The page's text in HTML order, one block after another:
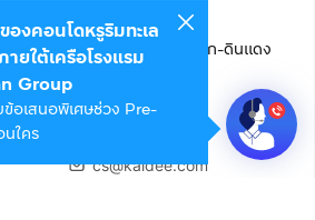
ยไนน์ เซ็นเตอร์ ชั้น 22 ถนนอโศก-ดินแดง
กัด (สำนักงานใหญ่)
cs@kaidee.com
ของคอนโดหรูริมทะเล
ยใต้เครือโรงแรม
Group
อเสนอพิเศษช่วง Pre-
ใคร